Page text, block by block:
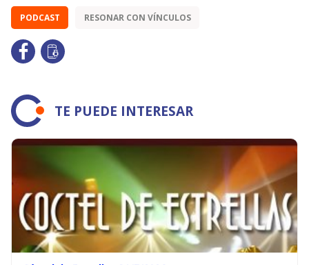
PODCAST RESONAR CON VÍNCULOS
TE PUEDE INTERESAR